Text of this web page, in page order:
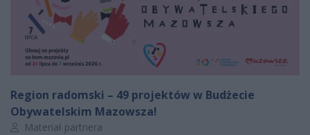
Region radomski – 49 projektów w Budżecie
Obywatelskim Mazowsza!
Autor artykułu:
Materiał partnera